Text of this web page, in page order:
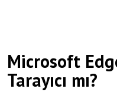
Microsoft
Tarayıcı mı?